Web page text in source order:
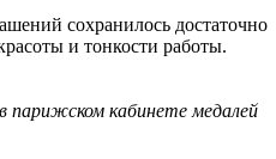
сохранилось достаточно
и тонкости работы.
кабинете медалей